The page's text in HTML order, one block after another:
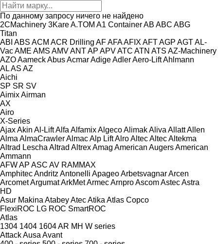
По данному запросу ничего не найдено
2CMachinery 3KareA.TOM A1 ContainerAB ABC ABG
Titan
ABI ABS ACM ACR Drilling AFAFAAFIX AFTAGP AGTAL-
VacAME AMS AMVANTAP APVATC ATN ATS AZ-Machinery
AZOAameckAbusAcmarAdigeAdlerAero-LiftAhlmann
ALAS AZ
Aichi
SP SR SV
AimixAirman
AX
Airo
X-Series
AjaxAkin Al-LiftAlfa AlfamixAlgecoAlimakAliva AllattAllen
Alma AlmaCrawlerAlmacAlp LiftAlroAltecAltecAltekma
Altrad Lescha Altrad AltrexAmag American AugersAmerican
Ammann
AFWAP ASC AV RAMMAX
AmphitecAndritz Antonelli ApageoArbetsvagnarArcen
ArcometArgumatArkMetArmecArnproAscomAstecAstra
HD
Asur Makina AtabeyAtecAtika Atlas Copco
FlexiROC LG ROC SmartROC
Atlas
1304 1404 1604AR MH W series
AttackAusa Avant